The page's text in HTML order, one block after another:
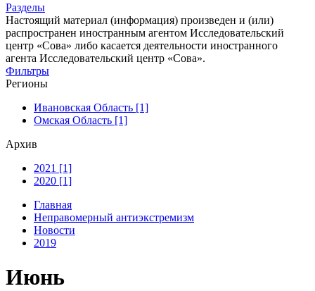
Разделы
Настоящий материал (информация) произведен и (или)
распространен иностранным агентом Исследовательский
центр «Сова» либо касается деятельности иностранного
агента Исследовательский центр «Сова».
Фильтры
Регионы
Ивановская Область [1]
Омская Область [1]
Архив
2021 [1]
2020 [1]
Главная
Неправомерный антиэкстремизм
Новости
2019
Июнь